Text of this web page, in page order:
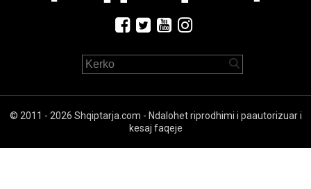
© 2011 - 2026 Shqiptarja.com - Ndalohet riprodhimi i paautorizuar i
kesaj faqeje